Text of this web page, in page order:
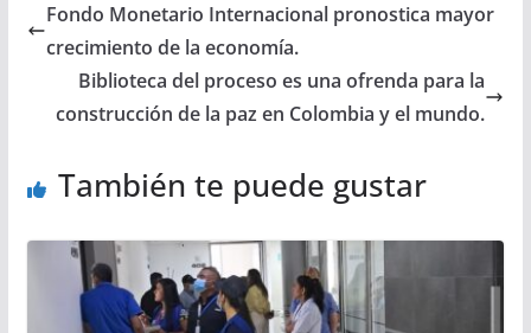
Fondo Monetario Internacional pronostica mayor
crecimiento de la economía.
Biblioteca del proceso es una ofrenda para la
construcción de la paz en Colombia y el mundo.
También te puede gustar